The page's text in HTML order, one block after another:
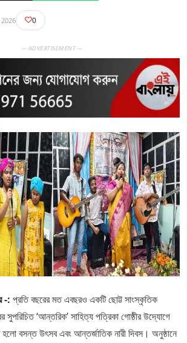
0
— ADVERTISEMENT —
-: প্রতি বছরের মত এবছরও একটি ছোট্ট সাংস্কৃতিক
সুপরিচিত ‘আন্তরিক’ সাহিত্য পত্রিকা গোষ্ঠীর উদ্যোগে
বসন্ত উৎসব এবং আন্তর্জাতিক নারী দিবস। অনুষ্ঠানে